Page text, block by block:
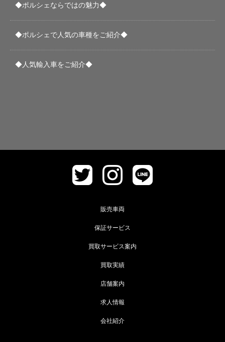
◆ポルシェならではの魅力◆
◆ポルシェで人気の車種をご紹介◆
◆人気輸入車をご紹介◆
販売車両
保証サービス
買取サービス案内
買取実績
店舗案内
求人情報
会社紹介